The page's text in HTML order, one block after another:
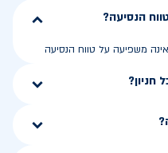
הנסיעה?
משפיעה על טווח הנסיעה
חניון?